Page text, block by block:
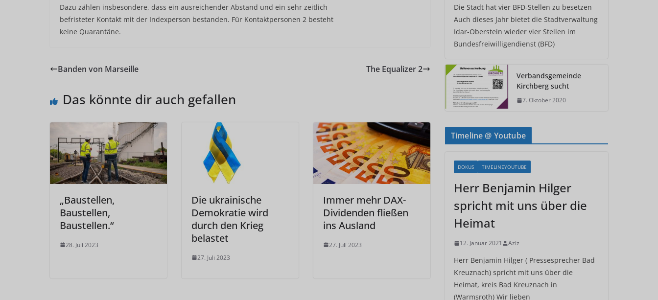
Dazu zählen insbesondere, dass ein ausreichender Abstand und ein sehr zeitlich
befristeter Kontakt mit der Indexperson bestanden. Für Kontaktpersonen 2 besteht
keine Quarantäne.
Banden von Marseille The Equalizer 2
Das könnte dir auch gefallen
„Baustellen,
Baustellen,
Baustellen.“
28. Juli 2023
Die ukrainische
Demokratie wird
durch den Krieg
belastet
27. Juli 2023
Immer mehr DAX-
Dividenden fließen
ins Ausland
27. Juli 2023
Die Stadt hat vier BFD-Stellen zu besetzen
Auch dieses Jahr bietet die Stadtverwaltung
Idar-Oberstein wieder vier Stellen im
Bundesfreiwilligendienst (BFD)
Verbandsgemeinde
Kirchberg sucht
7. Oktober 2020
Timeline @ Youtube
DOKUS TIMELINEYOUTUBE
Herr Benjamin Hilger
spricht mit uns über die
Heimat
12. Januar 2021 Aziz
Herr Benjamin Hilger ( Pressesprecher Bad
Kreuznach) spricht mit uns über die
Heimat, kreis Bad Kreuznach in
(Warmsroth) Wir lieben